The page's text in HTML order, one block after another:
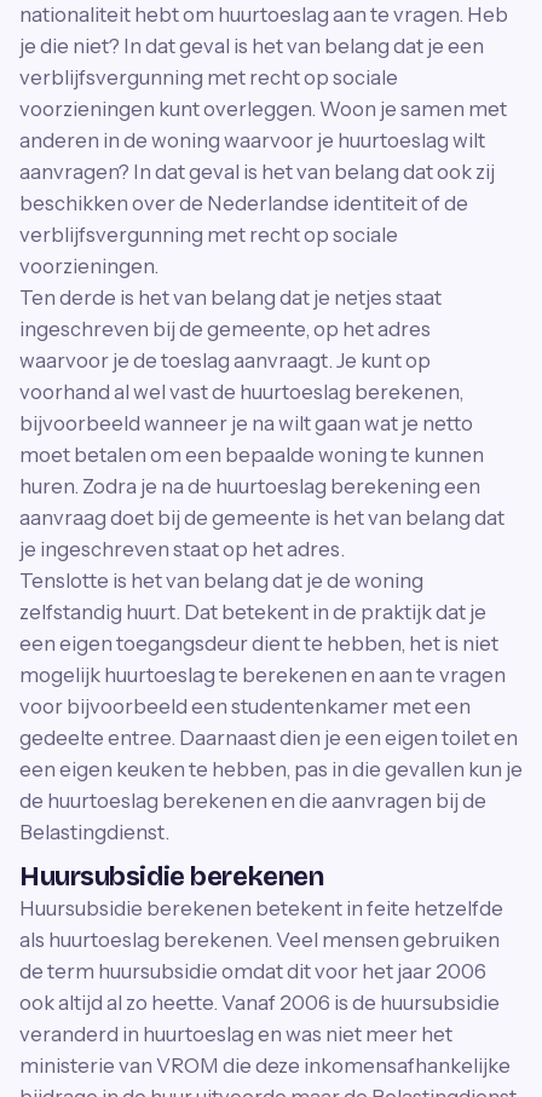
nationaliteit hebt om huurtoeslag aan te vragen. Heb
je die niet? In dat geval is het van belang dat je een
verblijfsvergunning met recht op sociale
voorzieningen kunt overleggen. Woon je samen met
anderen in de woning waarvoor je huurtoeslag wilt
aanvragen? In dat geval is het van belang dat ook zij
beschikken over de Nederlandse identiteit of de
verblijfsvergunning met recht op sociale
voorzieningen.
Ten derde is het van belang dat je netjes staat
ingeschreven bij de gemeente, op het adres
waarvoor je de toeslag aanvraagt. Je kunt op
voorhand al wel vast de huurtoeslag berekenen,
bijvoorbeeld wanneer je na wilt gaan wat je netto
moet betalen om een bepaalde woning te kunnen
huren. Zodra je na de huurtoeslag berekening een
aanvraag doet bij de gemeente is het van belang dat
je ingeschreven staat op het adres.
Tenslotte is het van belang dat je de woning
zelfstandig huurt. Dat betekent in de praktijk dat je
een eigen toegangsdeur dient te hebben, het is niet
mogelijk huurtoeslag te berekenen en aan te vragen
voor bijvoorbeeld een studentenkamer met een
gedeelte entree. Daarnaast dien je een eigen toilet en
een eigen keuken te hebben, pas in die gevallen kun je
de huurtoeslag berekenen en die aanvragen bij de
Belastingdienst.
Huursubsidie berekenen
Huursubsidie berekenen betekent in feite hetzelfde
als huurtoeslag berekenen. Veel mensen gebruiken
de term huursubsidie omdat dit voor het jaar 2006
ook altijd al zo heette. Vanaf 2006 is de huursubsidie
veranderd in huurtoeslag en was niet meer het
ministerie van VROM die deze inkomensafhankelijke